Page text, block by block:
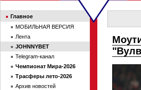
Главное
МОБИЛЬНАЯ ВЕРСИЯ
Лента
JOHNNYBET
Telegram-канал
Чемпионат Мира-2026
Трасферы лето-2026
Архив новостей